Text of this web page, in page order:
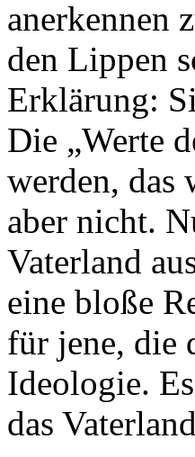
anerkennen
den Lippen
Erklärung:
Die „Werte
werden, das
aber nicht.
Vaterland
eine bloße
für jene, die
Ideologie.
das